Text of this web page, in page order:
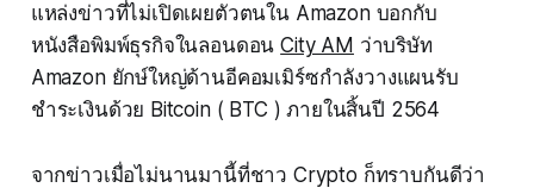
แหล่งข่าวที่ไม่เปิดเผยตัวตนใน Amazon บอกกับ
หนังสือพิมพ์ธุรกิจในลอนดอนCity AM ว่าบริษัท
Amazon ยักษ์ใหญ่ด้านอีคอมเมิร์ซกำลังวางแผนรับ
ชำระเงินด้วย Bitcoin ( BTC ) ภายในสิ้นปี 2564
จากข่าวเมื่อไม่นานมานี้ที่ชาว Crypto ก็ทราบกันดีว่า